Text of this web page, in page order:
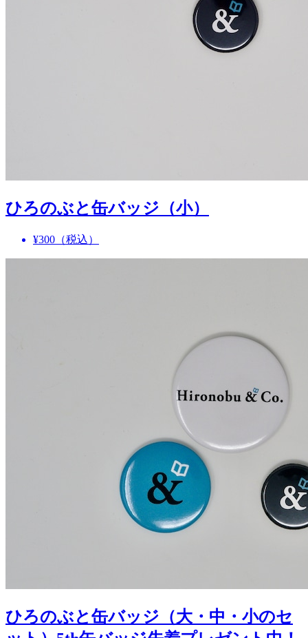
ひろのぶと缶バッジ（小）
¥300 （税込）
ひろのぶと缶バッジ（大・中・小のセ